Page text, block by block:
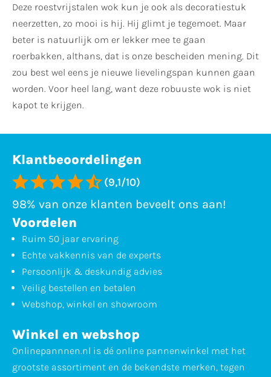
Deze roestvrijstalen wok kun je ook als decoratiestuk
neerzetten, zo mooi is hij. Hij glimt je tegemoet. Maar
beter is natuurlijk om er lekker mee te gaan
roerbakken, althans, dat is onze bescheiden mening. Dit
zou best wel eens je nieuwe lievelingspan kunnen gaan
worden. Voor heel lang, want deze robuuste wok is niet
kapot te krijgen.
Klantbeoordelingen
(9,1/10)
98% van onze klanten beveelt ons aan!
Voordelen
Ruim 50 jaar ervaring
Echte vakkennis van de experts
Persoonlijk & deskundig advies
Veilig bestellen en betalen
Webshop, winkel en showroom
Winkel en webshop
Onlinepannnen.nl is dé online pannenwinkel met het
grootste assortiment en de bekendste merken, tegen